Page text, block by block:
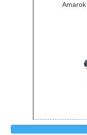
Amarok